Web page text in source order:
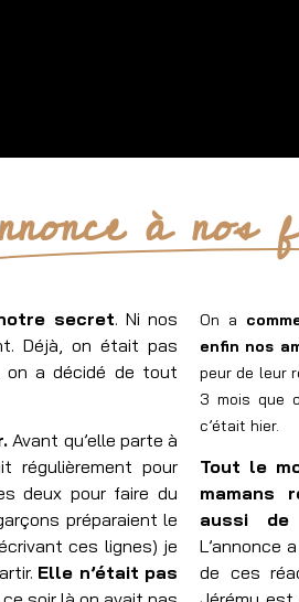
à nos
secret. Ni nos
Déjà, on était pas
on a décidé de tout
Avant qu’elle parte à
régulièrement pour
deux pour faire du
préparaient le
ces lignes) je
Elle n’était pas
On a
enfin nos
peur de leur
3 mois que
c’était hier.
Tout le
mamans
aussi de
L’annonce
de ces